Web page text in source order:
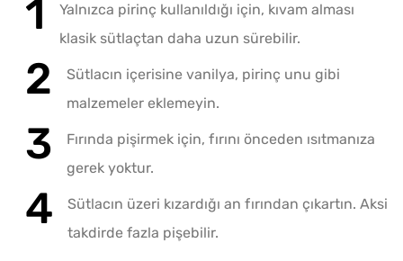
Yalnızca pirinç kullanıldığı için, kıvam alması
klasik sütlaçtan daha uzun sürebilir.
Sütlacın içerisine vanilya, pirinç unu gibi
malzemeler eklemeyin.
Fırında pişirmek için, fırını önceden ısıtmanıza
gerek yoktur.
Sütlacın üzeri kızardığı an fırından çıkartın. Aksi
takdirde fazla pişebilir.